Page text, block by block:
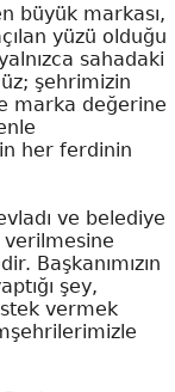
büyük markası,
yüzü olduğu
sahadaki
şehrimizin
marka değerine
her ferdinin
ve belediye
verilmesine
Başkanımızın
şey,
vermek